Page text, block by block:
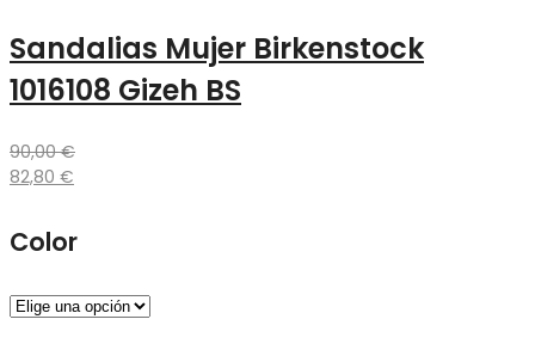
Sandalias Mujer Birkenstock
1016108 Gizeh BS
90,00€
82,80 €
Color